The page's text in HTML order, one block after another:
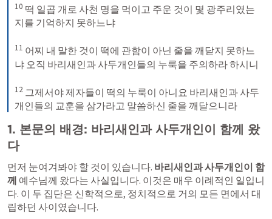
10 떡 일곱 개로 사천 명을 먹이고 주운 것이 몇 광주리였는
지를 기억하지 못하느냐
11 어찌 내 말한 것이 떡에 관함이 아닌 줄을 깨닫지 못하느
냐 오직 바리새인과 사두개인들의 누룩을 주의하라 하시니
12 그제서야 제자들이 떡의 누룩이 아니요 바리새인과 사두
개인들의 교훈을 삼가라고 말씀하신 줄을 깨달으니라
1. 본문의 배경: 바리새인과 사두개인이 함께 왔
다
먼저 눈여겨봐야 할 것이 있습니다. 바리새인과 사두개인이 함
께 예수님께 왔다는 사실입니다. 이것은 매우 이례적인 일입니
다. 이 두 집단은 신학적으로, 정치적으로 거의 모든 면에서 대
립하던 사이였습니다.